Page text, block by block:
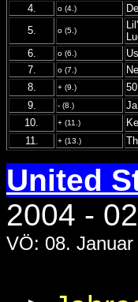
4.
o (4.)
5.
o (5.)
6.
o (6.)
7.
o (7.)
8.
+ (9.)
9.
- (8.)
10.
+ (11.)
11.
+ (13.)
United
2004 -
VÖ: 08. Januar